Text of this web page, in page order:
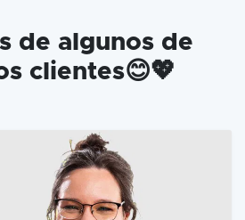
de algunos de
clientes😊💖